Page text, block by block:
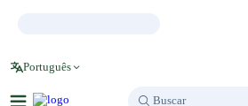
Português
Buscar